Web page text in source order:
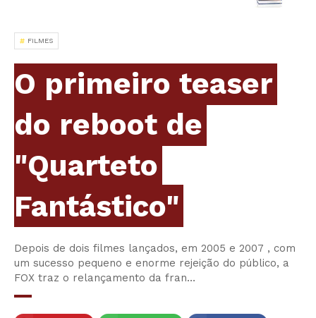
FILMES
O primeiro teaser
do reboot de
"Quarteto
Fantástico"
Depois de dois filmes lançados, em 2005 e 2007 , com
um sucesso pequeno e enorme rejeição do público, a
FOX traz o relançamento da fran…